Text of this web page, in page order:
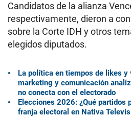
Candidatos de la alianza
respectivamente, dieron a
sobre la Corte IDH y otros
elegidos diputados.
La política en tiempos de likes
marketing y comunicación
no conecta con el electorado
Elecciones 2026: ¿Qué partidos
franja electoral en Nativa